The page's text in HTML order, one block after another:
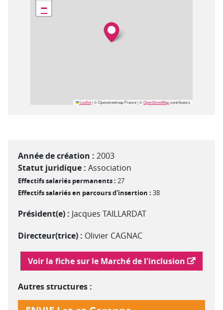
−
Leaflet|© Openstreetmap France | ©OpenStreetMapcontributors
Année de création : 2003
Statut juridique : Association
Effectifs salariés permanents : 27
Effectifs salariés en parcours d'insertion : 38
Président(e) : Jacques TAILLARDAT
Directeur(trice) : Olivier CAGNAC
Lien vers le marché de l'inclusion
Voir la fiche sur le Marché de l'inclusion
Autres structures :